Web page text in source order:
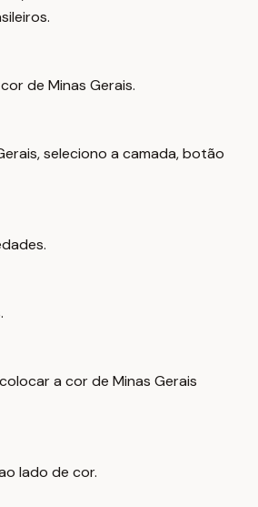
de Minas Gerais.
seleciono a camada, botão
a cor de Minas Gerais
lado de cor.